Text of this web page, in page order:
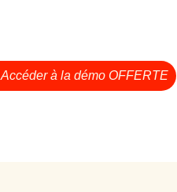
Accéder à la démo OFFERTE